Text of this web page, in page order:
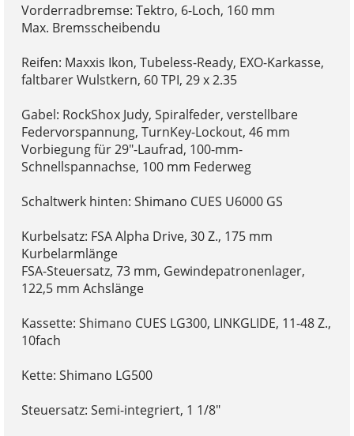
Vorderradbremse: Tektro, 6-Loch, 160 mm
Max. Bremsscheibendu
Reifen: Maxxis Ikon, Tubeless-Ready, EXO-Karkasse,
faltbarer Wulstkern, 60 TPI, 29 x 2.35
Gabel: RockShox Judy, Spiralfeder, verstellbare
Federvorspannung, TurnKey-Lockout, 46 mm
Vorbiegung für 29"-Laufrad, 100-mm-
Schnellspannachse, 100 mm Federweg
Schaltwerk hinten: Shimano CUES U6000 GS
Kurbelsatz: FSA Alpha Drive, 30 Z., 175 mm
Kurbelarmlänge
FSA-Steuersatz, 73 mm, Gewindepatronenlager,
122,5 mm Achslänge
Kassette: Shimano CUES LG300, LINKGLIDE, 11-48 Z.,
10fach
Kette: Shimano LG500
Steuersatz: Semi-integriert, 1 1/8"